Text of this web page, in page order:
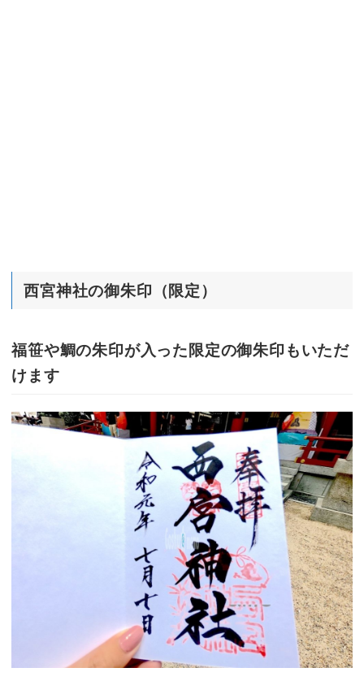
西宮神社の御朱印（限定）
福笹や鯛の朱印が入った限定の御朱印もいただ
けます